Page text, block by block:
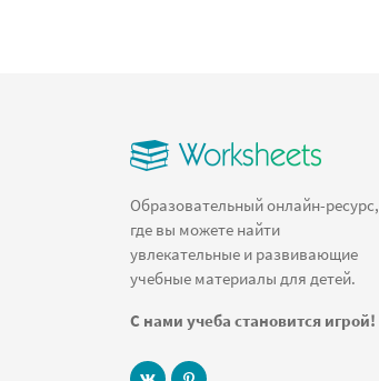
Образовательный онлайн-ресурс,
где вы можете найти
увлекательные и развивающие
учебные материалы для детей.
С нами учеба становится игрой!